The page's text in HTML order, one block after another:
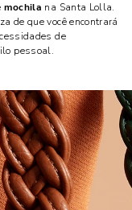
mochila na Santa Lolla.
de que você encontrará
de
pessoal.